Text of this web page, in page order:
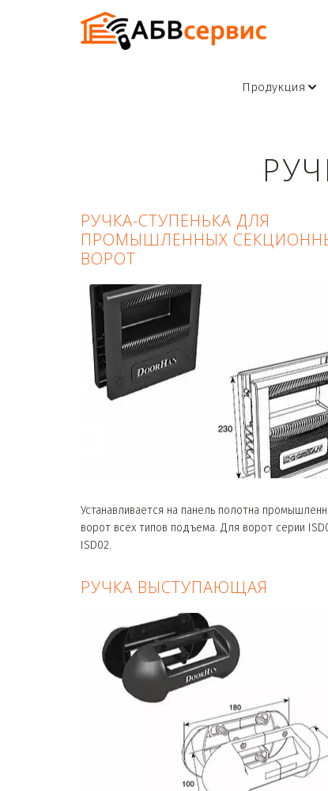
Продукция
РУЧКА-СТУПЕНЬКА ДЛЯ
ПРОМЫШЛЕННЫХ
ВОРОТ
Устанавливается на панель полотна
ворот всех типов подъема. Для ворот серии
ISD02.
РУЧКА ВЫСТУПАЮЩАЯ